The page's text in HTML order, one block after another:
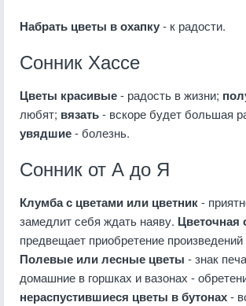
Набрать цветы в охапку- к радости.
Сонник Хассе
Цветы красивые- радость в жизни;
любят; вязать- вскоре будет большая
увядшие- болезнь.
Сонник от А до Я
Клумба с цветами или цветник-
замедлит себя ждать наяву. Цветочная
предвещает приобретение произведений
Полевые или лесные цветы - знак
домашние в горшках и вазонах -
нераспустившиеся цветы в бутонах-